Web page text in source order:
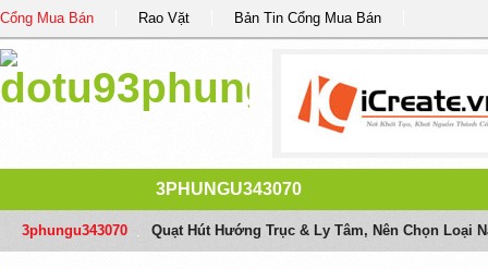
Cổng Mua Bán Rao Vặt Bản Tin Cổng Mua Bán
3PHUNGU343070
3phungu343070 Quạt Hút Hướng Trục & Ly Tâm, Nên Chọn Loại